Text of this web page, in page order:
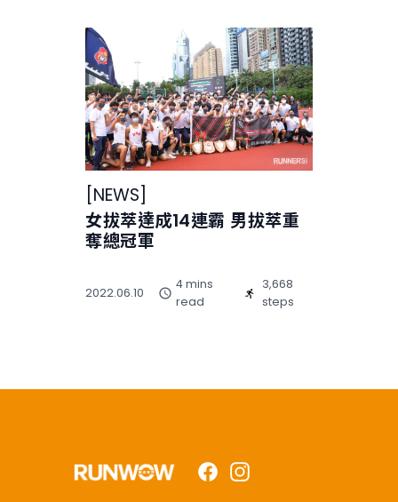
NEWS
女拔萃達成14連霸 男拔萃重
奪總冠軍
2022.06.10
4 mins
read
3,668
steps
FacebookInstagram